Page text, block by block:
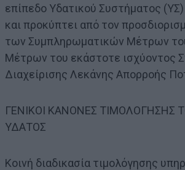
επίπεδο Υδατικού Συστήματος
και προκύπτει από τον
των Συμπληρωματικών Μέτρων
Μέτρων του εκάστοτε ισχύοντος
Διαχείρισης Λεκάνης Απορροής
ΓΕΝΙΚΟΙ ΚΑΝΟΝΕΣ ΤΙΜΟΛΟΓΗΣΗΣ
ΥΔΑΤΟΣ
Κοινή διαδικασία τιμολόγησης